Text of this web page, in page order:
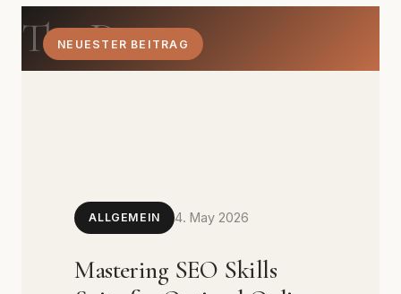
The Dom
NEUESTER BEITRAG
ALLGEMEIN 4. May 2026
Mastering SEO Skills